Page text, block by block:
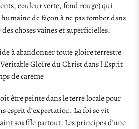
couleur verte, fond rouge) qui
de façon à ne pas tomber dans
des choses vaines et superficielles.
à abandonner toute gloire terrestre
Gloire du Christ dans l’Esprit
de carême !
être peinte dans le terre locale pour
esprit d’exportation. La foi se vit
souffle partout. Les principes d’une